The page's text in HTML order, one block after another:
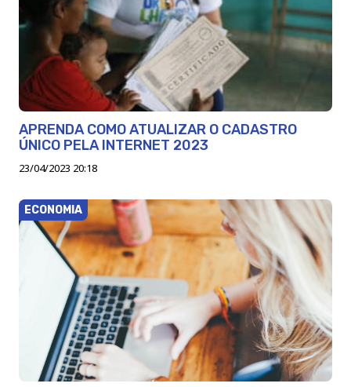
APRENDA COMO ATUALIZAR O CADASTRO
ÚNICO PELA INTERNET 2023
23/04/2023 20:18
ECONOMIA